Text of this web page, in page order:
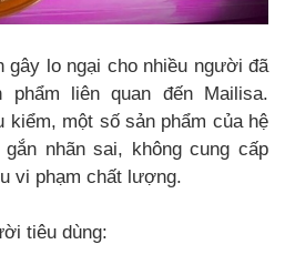
gây lo ngại cho nhiều người đã
liên quan đến Mailisa.
kiểm, một số sản phẩm của hệ
nhãn sai, không cung cấp
vi phạm chất lượng.
tiêu dùng: